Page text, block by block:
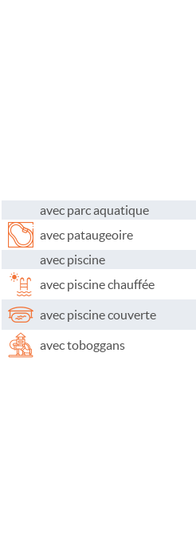
avec parc aquatique
avec pataugeoire
avec piscine
avec piscine chauffée
avec piscine couverte
avec toboggans